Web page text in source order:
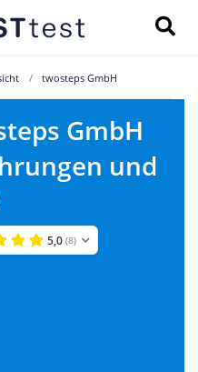
twosteps GmbH
GmbH
und
5,0 (8)